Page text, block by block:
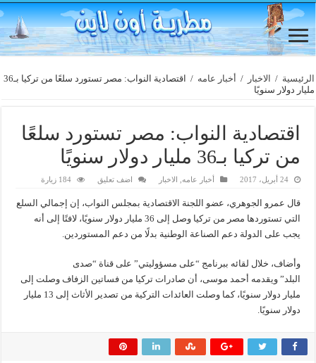
الرئيسية / الاخبار / أخبار عامه /
اقتصادية النواب: مصر تستورد سلعًا من تركيا بـ36
مليار دولار سنويًا
اقتصادية النواب: مصر تستورد سلعًا
من تركيا بـ36 مليار دولار سنويًا
24 أبريل، 2017 أخبار عامه الاخبار اضف تعليق 184 زيارة
قال عمرو الجوهري، عضو اللجنة الاقتصادية بمجلس النواب، إن إجمالي السلع
التي تستوردها مصر من تركيا وصل إلى 36 مليار دولار سنويًا، لافتًا إلى أنه
يجب على الدولة دعم الصناعة الوطنية بدلًا من دعم المستوردين.
وأضاف، خلال لقائه ببرنامج “على مسؤوليتي” على قناة “صدى
البلد” ويقدمه أحمد موسى، أن صادرات تركيا من فساتين الزفاف وصلت إلى
مليار دولار سنويًا، كما وصلت العائدات التركية من تصدير الأثاث إلى 13 مليار
دولار سنويًا.